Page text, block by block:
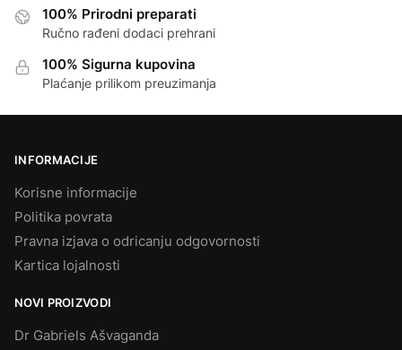
100% Prirodni preparati
Ručno rađeni dodaci prehrani
100% Sigurna kupovina
Plaćanje prilikom preuzimanja
INFORMACIJE
Korisne informacije
Politika povrata
Pravna izjava o odricanju odgovornosti
Kartica lojalnosti
NOVI PROIZVODI
Dr Gabriels Ašvaganda